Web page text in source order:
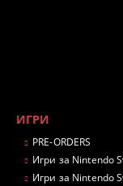
ИГРИ
PRE-ORDERS
Игри за Nintendo
Игри за Nintendo